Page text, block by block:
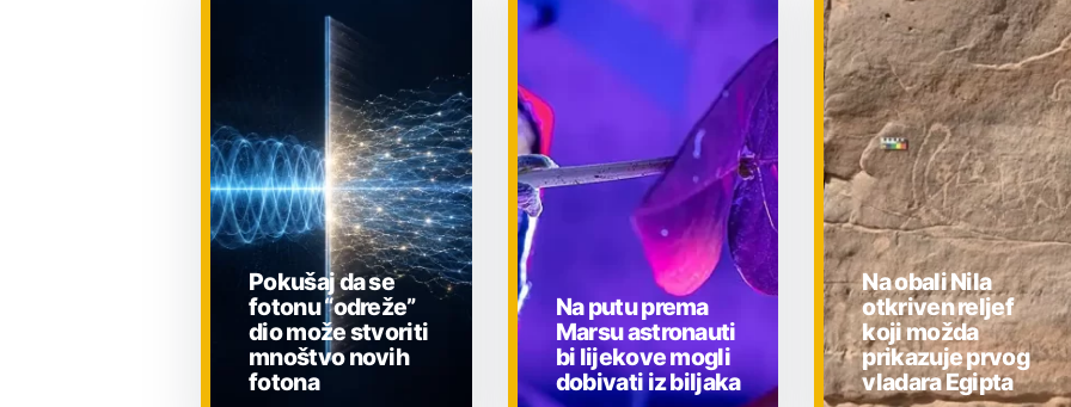
Pokušaj da se
fotonu “odreže”
dio može stvoriti
mnoštvo novih
fotona
Na putu prema
Marsu astronauti
bi lijekove mogli
dobivati iz biljaka
Na obali Nila
otkriven reljef
koji možda
prikazuje prvog
vladara Egipta